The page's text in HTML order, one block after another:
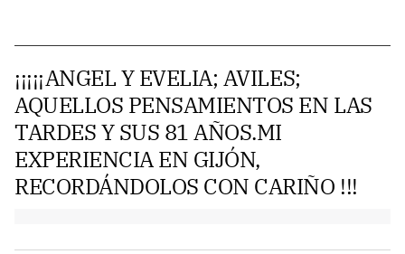
¡¡¡¡¡ANGEL Y EVELIA; AVILES;
AQUELLOS PENSAMIENTOS EN LAS
TARDES Y SUS 81 AÑOS.MI
EXPERIENCIA EN GIJÓN,
RECORDÁNDOLOS CON CARIÑO !!!